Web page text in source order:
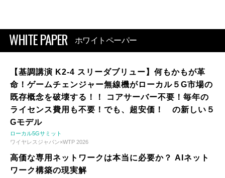
WHITE PAPER ホワイトペーパー
【基調講演 K2-4 スリーダブリュー】何もかもが革
命！ゲームチェンジャー無線機がローカル５G市場の
既存概念を破壊する！！ コアサーバー不要！毎年の
ライセンス費用も不要！でも、超安価！ の新しい５
Gモデル
ローカル5Gサミット
ワイヤレスジャパン×WTP 2026
高価な専用ネットワークは本当に必要か？ AIネット
ワーク構築の現実解